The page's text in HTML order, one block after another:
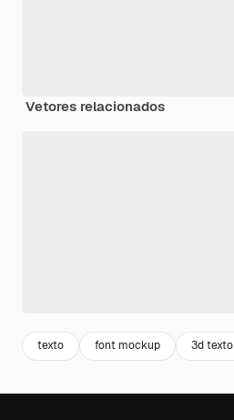
Vetores relacionados
texto font mockup 3d texto